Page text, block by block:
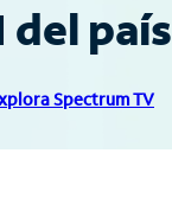
del país
Spectrum TV